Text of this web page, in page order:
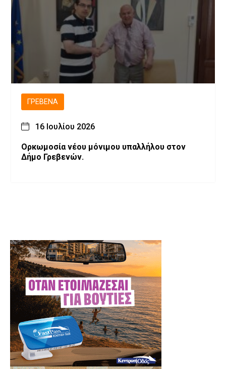
ΓΡΕΒΕΝΆ
16 Ιουλίου 2026
Ορκωμοσία νέου μόνιμου υπαλλήλου στον
Δήμο Γρεβενών.